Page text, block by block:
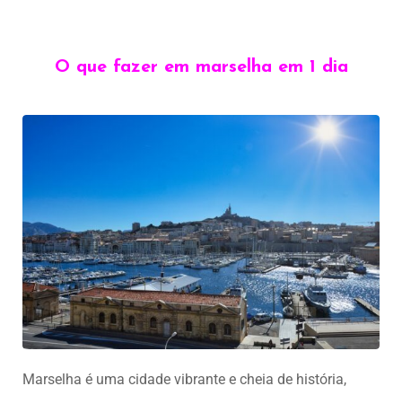
O que fazer em marselha em 1 dia
Marselha é uma cidade vibrante e cheia de história,